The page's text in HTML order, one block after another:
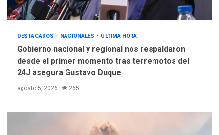
DESTACADOS NACIONALES ÚLTIMA HORA
Gobierno nacional y regional nos respaldaron
desde el primer momento tras terremotos del
24J asegura Gustavo Duque
agosto 5, 2026 265